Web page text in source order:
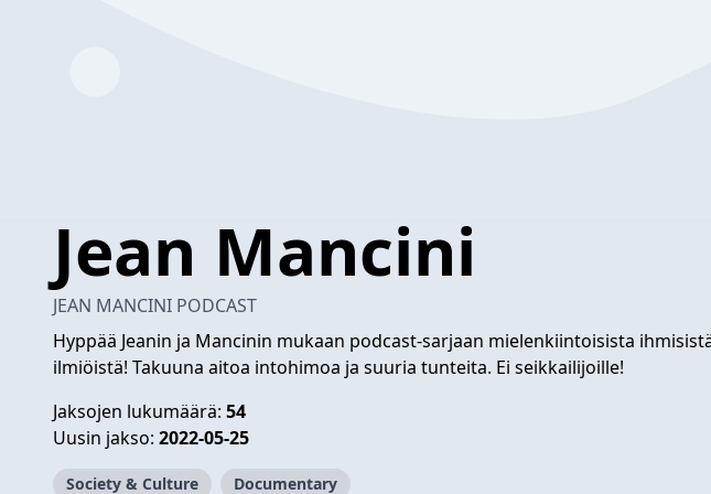
Jean Mancini
JEAN MANCINI PODCAST
Hyppää Jeanin ja Mancinin mukaan podcast-sarjaan mielenkiintoisista
ilmiöistä! Takuuna aitoa intohimoa ja suuria tunteita. Ei seikkailijoille!
Jaksojen lukumäärä: 54
Uusin jakso: 2022-05-25
Society & Culture Documentary